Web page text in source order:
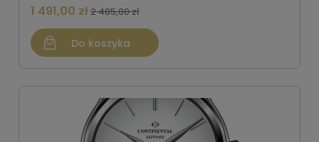
1 491,00 zł2 485,00 zł
Do koszyka